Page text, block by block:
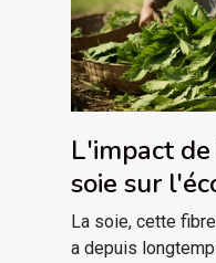
L'impact
soie sur
pays
La soie, cette
a depuis